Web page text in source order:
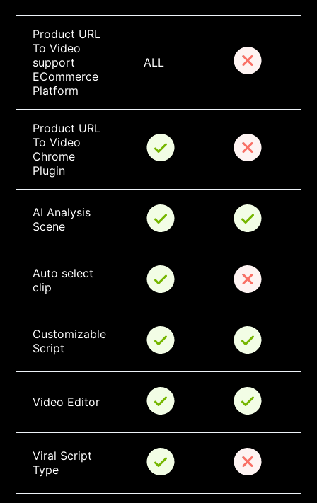
Product URL
To Video
support
ECommerce
Platform
ALL
Product URL
To Video
Chrome
Plugin
AI Analysis
Scene
Auto select
clip
Customizable
Script
Video Editor
Viral Script
Type